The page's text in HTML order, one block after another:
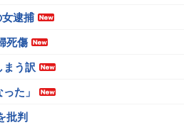
逮捕
死傷
まう訳
た」
批判